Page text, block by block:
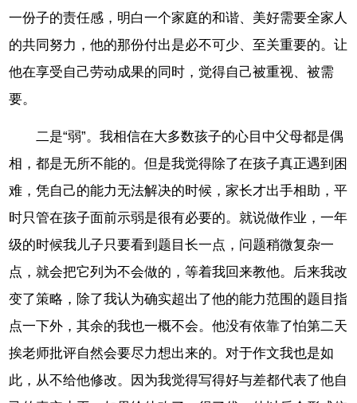
一份子的责任感，明白一个家庭的和谐、美好需要全家人
的共同努力，他的那份付出是必不可少、至关重要的。让
他在享受自己劳动成果的同时，觉得自己被重视、被需
要。
二是“弱”。我相信在大多数孩子的心目中父母都是偶
相，都是无所不能的。但是我觉得除了在孩子真正遇到困
难，凭自己的能力无法解决的时候，家长才出手相助，平
时只管在孩子面前示弱是很有必要的。就说做作业，一年
级的时候我儿子只要看到题目长一点，问题稍微复杂一
点，就会把它列为不会做的，等着我回来教他。后来我改
变了策略，除了我认为确实超出了他的能力范围的题目指
点一下外，其余的我也一概不会。他没有依靠了怕第二天
挨老师批评自然会要尽力想出来的。对于作文我也是如
此，从不给他修改。因为我觉得写得好与差都代表了他自